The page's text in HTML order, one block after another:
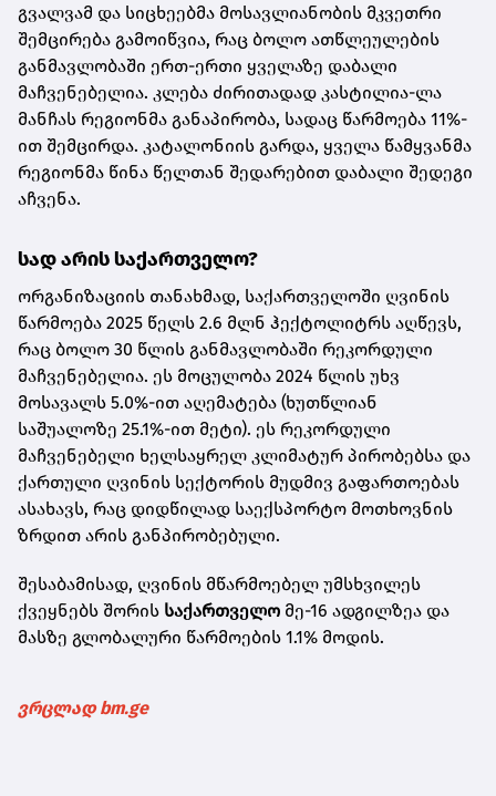
გვალვამ და სიცხეებმა მოსავლიანობის მკვეთრი
შემცირება გამოიწვია, რაც ბოლო ათწლეულების
განმავლობაში ერთ-ერთი ყველაზე დაბალი
მაჩვენებელია. კლება ძირითადად კასტილია-ლა
მანჩას რეგიონმა განაპირობა, სადაც წარმოება 11%-
ით შემცირდა. კატალონიის გარდა, ყველა წამყვანმა
რეგიონმა წინა წელთან შედარებით დაბალი შედეგი
აჩვენა.
სად არის საქართველო?
ორგანიზაციის თანახმად, საქართველოში ღვინის
წარმოება 2025 წელს 2.6 მლნ ჰექტოლიტრს აღწევს,
რაც ბოლო 30 წლის განმავლობაში რეკორდული
მაჩვენებელია. ეს მოცულობა 2024 წლის უხვ
მოსავალს 5.0%-ით აღემატება (ხუთწლიან
საშუალოზე 25.1%-ით მეტი). ეს რეკორდული
მაჩვენებელი ხელსაყრელ კლიმატურ პირობებსა და
ქართული ღვინის სექტორის მუდმივ გაფართოებას
ასახავს, რაც დიდწილად საექსპორტო მოთხოვნის
ზრდით არის განპირობებული.
შესაბამისად, ღვინის მწარმოებელ უმსხვილეს
ქვეყნებს შორის საქართველო მე-16 ადგილზეა და
მასზე გლობალური წარმოების 1.1% მოდის.
ვრცლად bm.ge